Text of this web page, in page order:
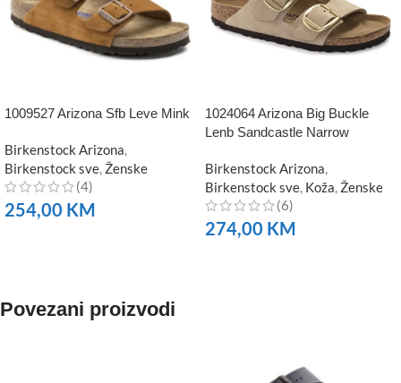
1009527 Arizona Sfb Leve Mink
Birkenstock Arizona
Birkenstock sve Ženske
(4)
254,00 KM
1024064 Arizona Big Buckle
Lenb Sandcastle Narrow
Birkenstock Arizona
Birkenstock sve Koža Ženske
(6)
274,00 KM
Povezani proizvodi